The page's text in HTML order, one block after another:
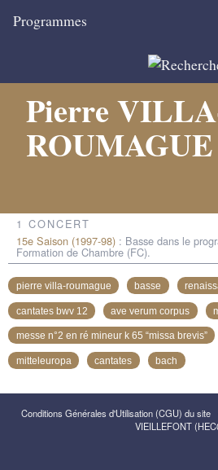
Programmes
Pierre
ROUMAGUE
1 CONCERT
15e Saison (1997-98) : Basse dans le
Formation de Chambre (FC).
pierre villa-roumague basse
cantates bwv 12 ave verum corpus
messe n°2 en ré mineur k 65 “missa brevis”
mitteleuropa cantates bach
Conditions Générales d'Utilisation (CGU) du site
VIEILLEFONT